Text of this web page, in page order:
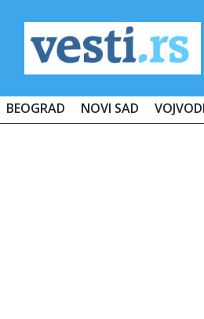
BEOGRAD NOVI SAD